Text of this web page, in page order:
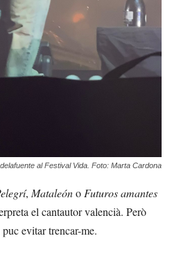
al Festival Vida. Foto: Marta Cardona
, Mataleóno Futuros amantes
el cantautor valencià. Però
evitar trencar-me.